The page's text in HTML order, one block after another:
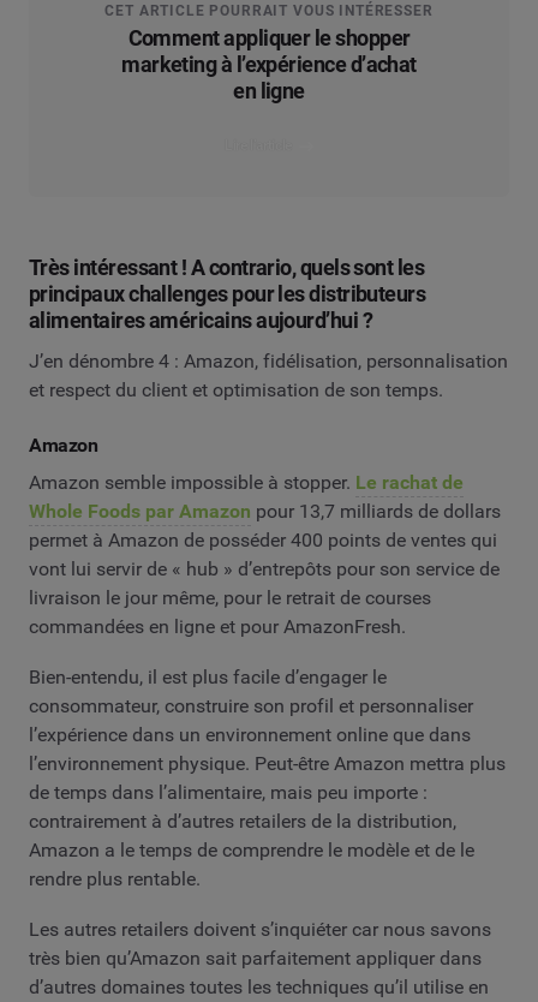
CET ARTICLE POURRAIT VOUS INTÉRESSER
Comment appliquer le shopper
marketing à l’expérience d’achat
en ligne
Très intéressant ! A contrario, quels sont les
principaux challenges pour les distributeurs
alimentaires américains aujourd’hui ?
J’en dénombre 4 : Amazon, fidélisation, personnalisation
et respect du client et optimisation de son temps.
Amazon
Amazon semble impossible à stopper. Le rachat de
Whole Foods par Amazon pour 13,7 milliards de dollars
permet à Amazon de posséder 400 points de ventes qui
vont lui servir de « hub » d’entrepôts pour son service de
livraison le jour même, pour le retrait de courses
commandées en ligne et pour AmazonFresh.
Bien-entendu, il est plus facile d’engager le
consommateur, construire son profil et personnaliser
l’expérience dans un environnement online que dans
l’environnement physique. Peut-être Amazon mettra plus
de temps dans l’alimentaire, mais peu importe :
contrairement à d’autres retailers de la distribution,
Amazon a le temps de comprendre le modèle et de le
rendre plus rentable.
Les autres retailers doivent s’inquiéter car nous savons
très bien qu’Amazon sait parfaitement appliquer dans
d’autres domaines toutes les techniques qu’il utilise en